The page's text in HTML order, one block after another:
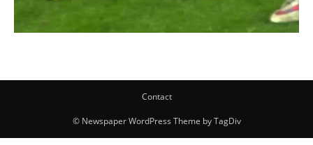
Contact
© Newspaper WordPress Theme by TagDiv